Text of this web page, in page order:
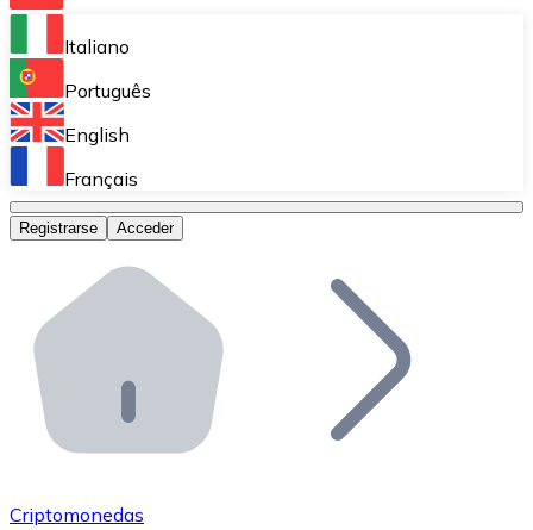
Bitnovo Ramp
Integra nuestra solución en tu plataforma.
Bitnovo Giftcards
Bitnovo OTC
Bitnovo ATM
Integra un ATM Bitnovo en tu negocio y permite que
Bitnovo API
Integra nuestra API en tu ecosistema.
Únete a nuestra red de distribuidores.
Italiano
Português
English
Français
Registrarse Acceder
Criptomonedas